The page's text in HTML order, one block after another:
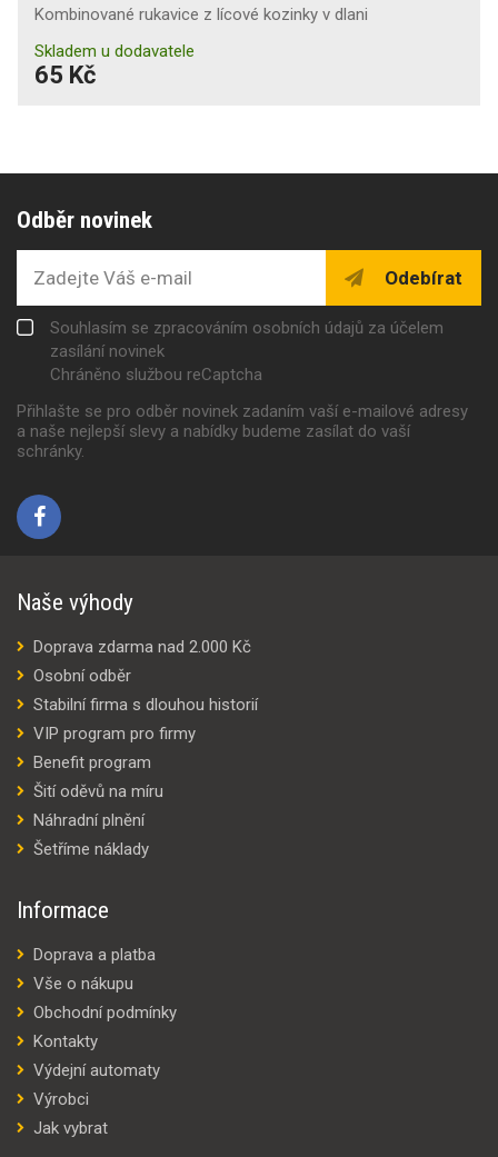
Kombinované rukavice z lícové kozinky v dlani
Skladem u dodavatele
65 Kč
Odběr novinek
Odebírat
Souhlasím se zpracováním osobních údajů za účelem
zasílání novinek
Chráněno službou reCaptcha
Přihlašte se pro odběr novinek zadaním vaší e-mailové adresy
a naše nejlepší slevy a nabídky budeme zasílat do vaší
schránky.
Naše výhody
Doprava zdarma nad 2.000 Kč
Osobní odběr
Stabilní firma s dlouhou historií
VIP program pro firmy
Benefit program
Šití oděvů na míru
Náhradní plnění
Šetříme náklady
Informace
Doprava a platba
Vše o nákupu
Obchodní podmínky
Kontakty
Výdejní automaty
Výrobci
Jak vybrat